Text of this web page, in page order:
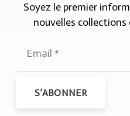
Soyez le premier
nouvelles
S’ABONNER